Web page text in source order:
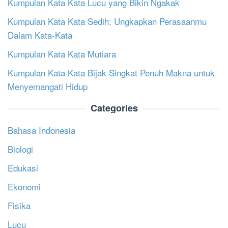
Kumpulan Kata Kata Sedih: Ungkapkan Perasaanmu
Dalam Kata-Kata
Kumpulan Kata Kata Mutiara
Kumpulan Kata Kata Bijak Singkat Penuh Makna untuk
Menyemangati Hidup
Categories
Bahasa Indonesia
Biologi
Edukasi
Ekonomi
Fisika
Lucu